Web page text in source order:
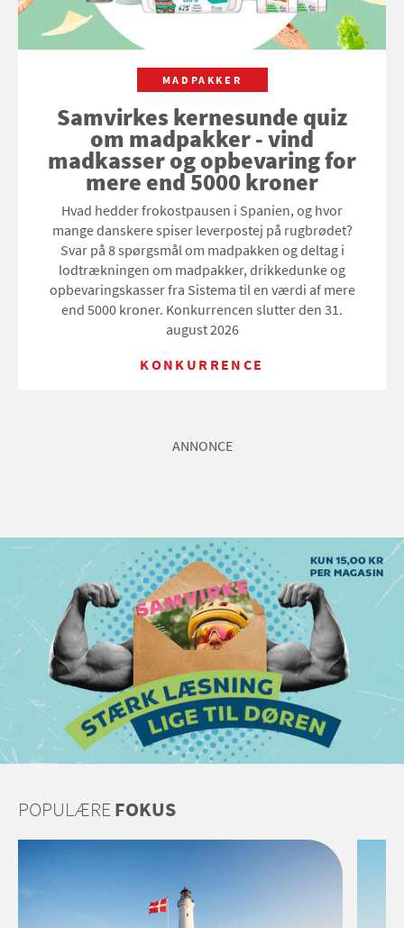
MADPAKKER
Samvirkes kernesunde quiz
om madpakker - vind
madkasser og opbevaring for
mere end 5000 kroner
Hvad hedder frokostpausen i Spanien, og hvor
mange danskere spiser leverpostej på rugbrødet?
Svar på 8 spørgsmål om madpakken og deltag i
lodtrækningen om madpakker, drikkedunke og
opbevaringskasser fra Sistema til en værdi af mere
end 5000 kroner. Konkurrencen slutter den 31.
august 2026
KONKURRENCE
ANNONCE
POPULÆREFOKUS